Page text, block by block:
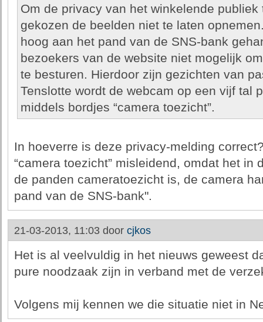
Om de privacy van het winkelende
gekozen de beelden niet te laten
hoog aan het pand van de SNS-bank
bezoekers van de website niet mogelijk
te besturen. Hierdoor zijn gezichten van
Tenslotte wordt de webcam op een vijf tal
middels bordjes “camera toezicht”.
In hoeverre is deze privacy-melding
“camera toezicht” misleidend, omdat het in
de panden cameratoezicht is, de camera
pand van de SNS-bank".
21-03-2013, 11:03 door cjkos
Het is al veelvuldig in het nieuws geweest
pure noodzaak zijn in verband met de
Volgens mij kennen we die situatie niet in